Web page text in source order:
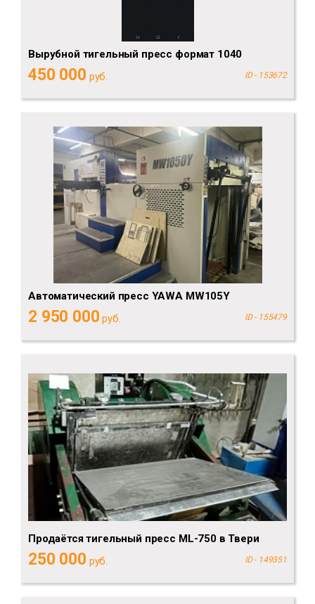
Вырубной тигельный пресс формат 1040
450 000 руб. ID - 153672
Автоматический пресс YAWA MW105Y
2 950 000 руб. ID - 155479
Продаётся тигельный пресс ML-750 в Твери
250 000 руб. ID - 149351